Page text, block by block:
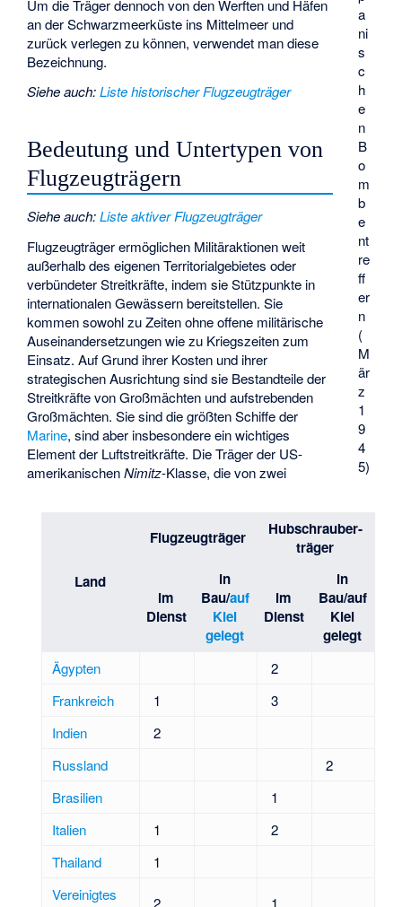
a
ni
s
c
h
e
n
B
o
m
b
e
nt
re
ff
er
n
(
M
är
z
1
9
4
5)
Um die Träger dennoch von den Werften und Häfen
an der Schwarzmeerküste ins Mittelmeer und
zurück verlegen zu können, verwendet man diese
Bezeichnung.
Siehe auch:Liste historischer Flugzeugträger
Bedeutung und Untertypen von
Flugzeugträgern
Siehe auch:Liste aktiver Flugzeugträger
Land
Flugzeug­träger
Hubschrauber­
träger
im
Dienst
in
Bau/auf
Kiel
gelegt
im
Dienst
in
Bau/auf
Kiel
gelegt
Ägypten
2
Frankreich
1
3
Indien
2
Russland
2
Brasilien
1
Italien
1
2
Thailand
1
Vereinigtes
2 1
Flugzeugträger ermöglichen Militäraktionen weit
außerhalb des eigenen Territorialgebietes oder
verbündeter Streitkräfte, indem sie Stützpunkte in
internationalen Gewässern bereitstellen. Sie
kommen sowohl zu Zeiten ohne offene militärische
Auseinandersetzungen wie zu Kriegszeiten zum
Einsatz. Auf Grund ihrer Kosten und ihrer
strategischen Ausrichtung sind sie Bestandteile der
Streitkräfte von Großmächten und aufstrebenden
Großmächten. Sie sind die größten Schiffe der
Marine, sind aber insbesondere ein wichtiges
Element der Luftstreitkräfte. Die Träger der US-
amerikanischenNimitz-Klasse, die von zwei